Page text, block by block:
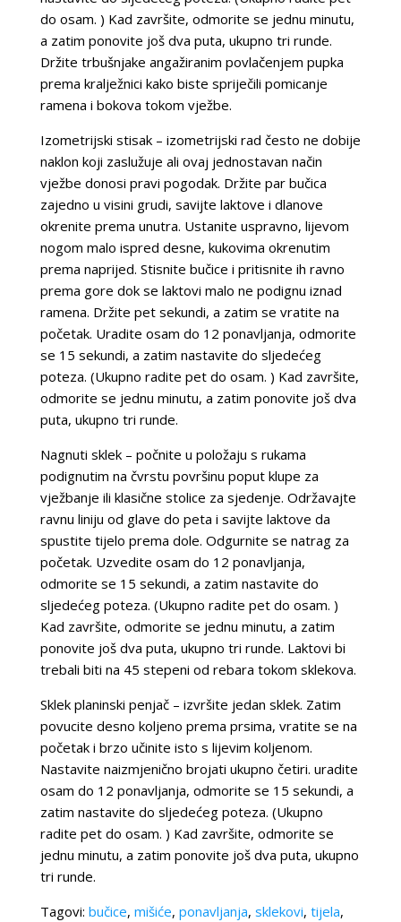
do osam. ) Kad završite, odmorite se jednu minutu,
a zatim ponovite još dva puta, ukupno tri runde.
Držite trbušnjake angažiranim povlačenjem pupka
prema kralježnici kako biste spriječili pomicanje
ramena i bokova tokom vježbe.
Izometrijski stisak – izometrijski rad često ne dobije
naklon koji zaslužuje ali ovaj jednostavan način
vježbe donosi pravi pogodak. Držite par bučica
zajedno u visini grudi, savijte laktove i dlanove
okrenite prema unutra. Ustanite uspravno, lijevom
nogom malo ispred desne, kukovima okrenutim
prema naprijed. Stisnite bučice i pritisnite ih ravno
prema gore dok se laktovi malo ne podignu iznad
ramena. Držite pet sekundi, a zatim se vratite na
početak. Uradite osam do 12 ponavljanja, odmorite
se 15 sekundi, a zatim nastavite do sljedećeg
poteza. (Ukupno radite pet do osam. ) Kad završite,
odmorite se jednu minutu, a zatim ponovite još dva
puta, ukupno tri runde.
Nagnuti sklek – počnite u položaju s rukama
podignutim na čvrstu površinu poput klupe za
vježbanje ili klasične stolice za sjedenje. Održavajte
ravnu liniju od glave do peta i savijte laktove da
spustite tijelo prema dole. Odgurnite se natrag za
početak. Uzvedite osam do 12 ponavljanja,
odmorite se 15 sekundi, a zatim nastavite do
sljedećeg poteza. (Ukupno radite pet do osam. )
Kad završite, odmorite se jednu minutu, a zatim
ponovite još dva puta, ukupno tri runde. Laktovi bi
trebali biti na 45 stepeni od rebara tokom sklekova.
Sklek planinski penjač – izvršite jedan sklek. Zatim
povucite desno koljeno prema prsima, vratite se na
početak i brzo učinite isto s lijevim koljenom.
Nastavite naizmjenično brojati ukupno četiri. uradite
osam do 12 ponavljanja, odmorite se 15 sekundi, a
zatim nastavite do sljedećeg poteza. (Ukupno
radite pet do osam. ) Kad završite, odmorite se
jednu minutu, a zatim ponovite još dva puta, ukupno
tri runde.
Tagovi: bučice, mišiće, ponavljanja, sklekovi, tijela,